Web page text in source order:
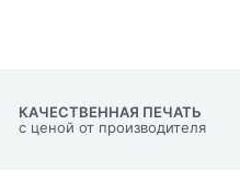
КАЧЕСТВЕННАЯ ПЕЧАТЬ
с ценой от производителя